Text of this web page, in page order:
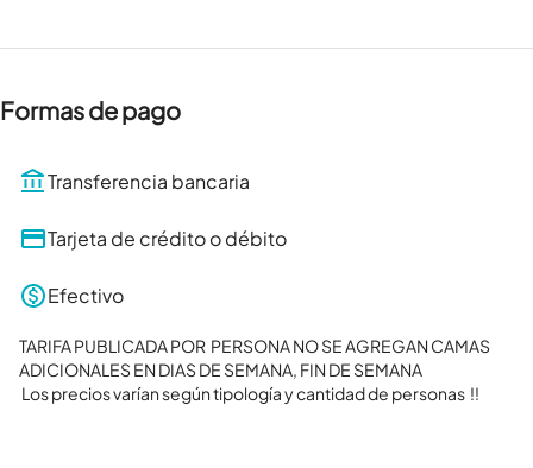
Formas de pago
Transferencia bancaria
Tarjeta de crédito o débito
Efectivo
TARIFA PUBLICADA POR  PERSONA NO SE AGREGAN CAMAS
ADICIONALES EN DIAS DE SEMANA, FIN DE SEMANA
Los precios varían según tipología y cantidad de personas  !!